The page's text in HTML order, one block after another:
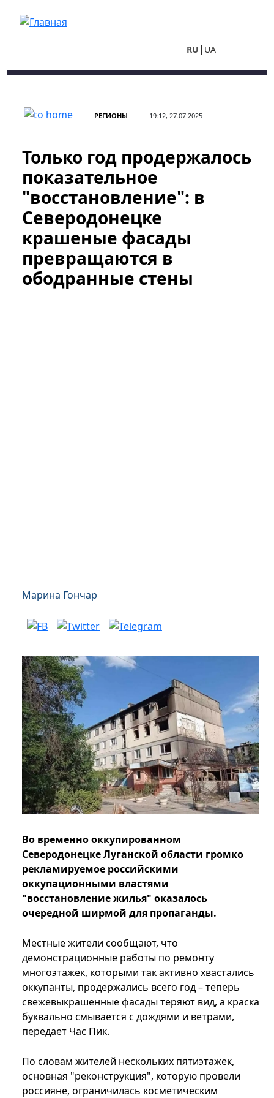
RU UA
РЕГИОНЫ 19:12, 27.07.2025
Только год продержалось
показательное
"восстановление": в
Северодонецке
крашеные фасады
превращаются в
ободранные стены
Марина Гончар
Во временно оккупированном
Северодонецке Луганской области громко
рекламируемое российскими
оккупационными властями
"восстановление жилья" оказалось
очередной ширмой для пропаганды.
Местные жители сообщают, что
демонстрационные работы по ремонту
многоэтажек, которыми так активно хвастались
оккупанты, продержались всего год – теперь
свежевыкрашенные фасады теряют вид, а краска
буквально смывается с дождями и ветрами,
передает Час Пик.
По словам жителей нескольких пятиэтажек,
основная "реконструкция", которую провели
россияне, ограничилась косметическим